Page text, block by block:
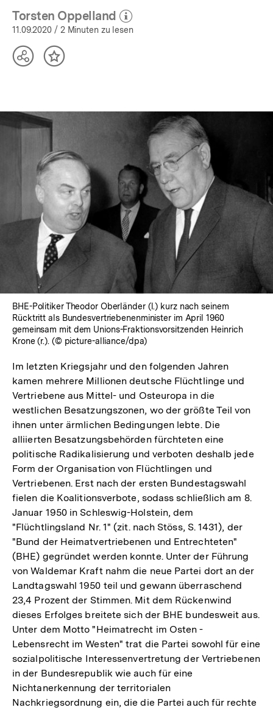
Torsten Oppelland
(Mehr zum Autor)
öffnen
11.09.2020 / 2 Minuten zu lesen
TeilenInhalt
BHE-Politiker Theodor Oberländer (l.) kurz nach seinem
Rücktritt als Bundesvertriebenenminister im April 1960
gemeinsam mit dem Unions-Fraktionsvorsitzenden Heinrich
Krone (r.). (© picture-alliance/dpa)
Im letzten Kriegsjahr und den folgenden Jahren
kamen mehrere Millionen deutsche Flüchtlinge und
Vertriebene aus Mittel- und Osteuropa in die
westlichen Besatzungszonen, wo der größte Teil von
ihnen unter ärmlichen Bedingungen lebte. Die
alliierten Besatzungsbehörden fürchteten eine
politische Radikalisierung und verboten deshalb jede
Form der Organisation von Flüchtlingen und
Vertriebenen. Erst nach der ersten Bundestagswahl
fielen die Koalitionsverbote, sodass schließlich am 8.
Januar 1950 in Schleswig-Holstein, dem
"Flüchtlingsland Nr. 1" (zit. nach Stöss, S. 1431), der
"Bund der Heimatvertriebenen und Entrechteten"
(BHE) gegründet werden konnte. Unter der Führung
von Waldemar Kraft nahm die neue Partei dort an der
Landtagswahl 1950 teil und gewann überraschend
23,4 Prozent der Stimmen. Mit dem Rückenwind
dieses Erfolges breitete sich der BHE bundesweit aus.
Unter dem Motto "Heimatrecht im Osten -
Lebensrecht im Westen" trat die Partei sowohl für eine
sozialpolitische Interessenvertretung der Vertriebenen
in der Bundesrepublik wie auch für eine
Nichtanerkennung der territorialen
Nachkriegsordnung ein, die die Partei auch für rechte